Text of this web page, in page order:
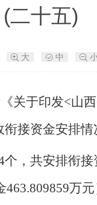
(二十五)
大 中
关于印发<山
接资金安排情
个，共安排衔
万元